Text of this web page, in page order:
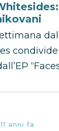
condivide
11 anni fa